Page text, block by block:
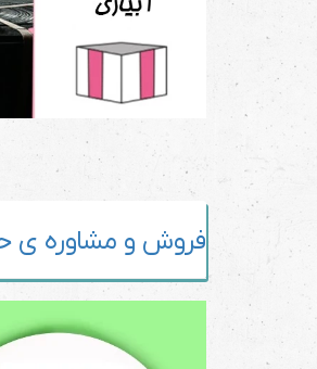
فروش و مشاوره ی